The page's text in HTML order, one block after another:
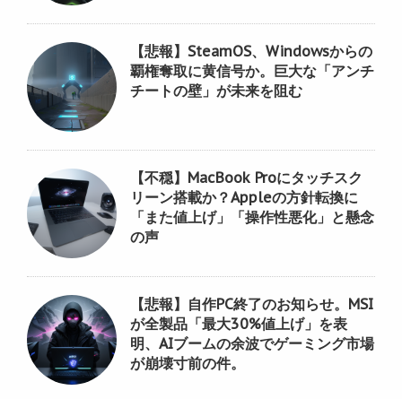
【悲報】SteamOS、Windowsからの
覇権奪取に黄信号か。巨大な「アンチ
チートの壁」が未来を阻む
【不穏】MacBook Proにタッチスク
リーン搭載か？Appleの方針転換に
「また値上げ」「操作性悪化」と懸念
の声
【悲報】自作PC終了のお知らせ。MSI
が全製品「最大30%値上げ」を表
明、AIブームの余波でゲーミング市場
が崩壊寸前の件。